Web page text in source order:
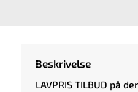
Beskrivelse
LAVPRIS TILBUD på